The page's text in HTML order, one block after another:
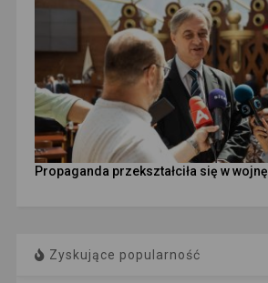
Propaganda przekształciła się w wojnę
Zyskujące popularność